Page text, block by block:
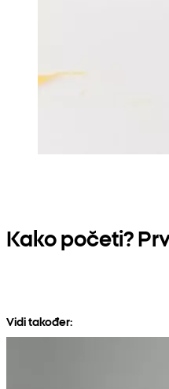
Kako početi?
Vidi također: